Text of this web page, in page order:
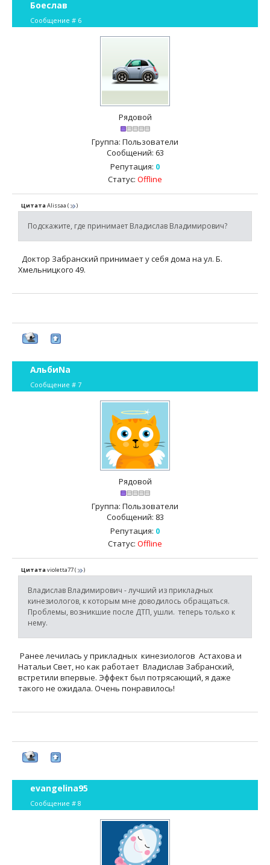
Боеслав
Сообщение # 6
Рядовой
Группа: Пользователи
Сообщений: 63
Репутация: 0
Статус: Offline
ЦитатаAlissaa ( )
Подскажите, где принимает Владислав Владимирович?
Доктор Забранский принимает у себя дома на ул. Б.
Хмельницкого 49.
АльбиNа
Сообщение # 7
Рядовой
Группа: Пользователи
Сообщений: 83
Репутация: 0
Статус: Offline
Цитатаvioletta77( )
Владислав Владимирович - лучший из прикладных
кинезиологов, к которым мне доводилось обращаться.
Проблемы, возникшие после ДТП, ушли. теперь только к
нему.
Ранее лечилась у прикладных кинезиологов Астахова и
Натальи Свет, но как работает Владислав Забранский,
встретили впервые. Эффект был потрясающий, я даже
такого не ожидала. Очень понравилось!
evangelina95
Сообщение # 8